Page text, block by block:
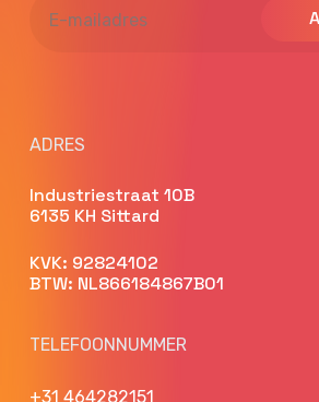
mailadres
ADRES
Industriestraat 10B
6135 KH Sittard
KVK: 92824102
BTW: NL866184867B01
TELEFOONNUMMER
+31 464282151